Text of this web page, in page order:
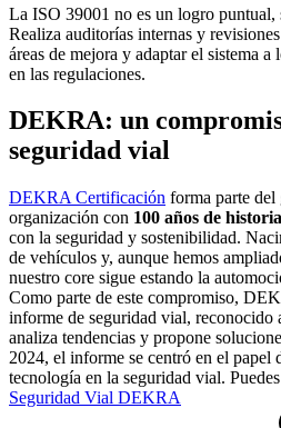
La ISO 39001 no es un logro puntual,
Realiza auditorías internas y
áreas de mejora y adaptar el sistema
en las regulaciones.
DEKRA: un
seguridad vial
DEKRA Certificación forma parte
organización con 100 años de historia
con la seguridad y sostenibilidad.
de vehículos y, aunque hemos
nuestro core sigue estando la
Como parte de este compromiso,
informe de seguridad vial, reconocido
analiza tendencias y propone
2024, el informe se centró en el papel
tecnología en la seguridad vial.
Seguridad Vial DEKRA